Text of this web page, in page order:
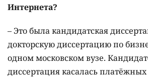
Интернета?
– Это была кандидатская
докторскую диссертацию по
одном московском вузе.
диссертация касалась